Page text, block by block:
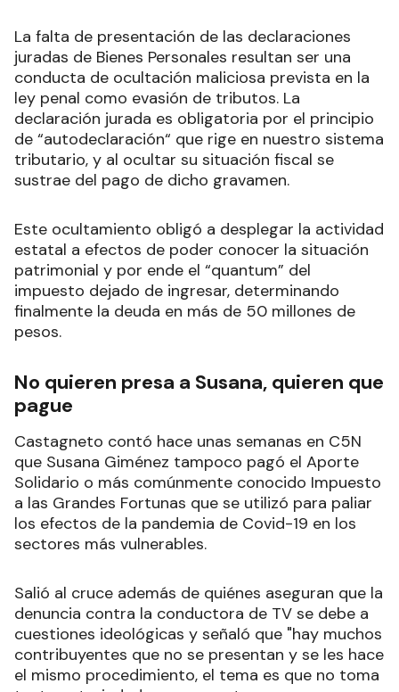
La falta de presentación de las declaraciones
juradas de Bienes Personales resultan ser una
conducta de ocultación maliciosa prevista en la
ley penal como evasión de tributos. La
declaración jurada es obligatoria por el principio
de “autodeclaración“ que rige en nuestro sistema
tributario, y al ocultar su situación fiscal se
sustrae del pago de dicho gravamen.
Este ocultamiento obligó a desplegar la actividad
estatal a efectos de poder conocer la situación
patrimonial y por ende el “quantum” del
impuesto dejado de ingresar, determinando
finalmente la deuda en más de 50 millones de
pesos.
No quieren presa a Susana, quieren que
pague
Castagneto contó hace unas semanas en C5N
que Susana Giménez tampoco pagó el Aporte
Solidario o más comúnmente conocido Impuesto
a las Grandes Fortunas que se utilizó para paliar
los efectos de la pandemia de Covid-19 en los
sectores más vulnerables.
Salió al cruce además de quiénes aseguran que la
denuncia contra la conductora de TV se debe a
cuestiones ideológicas y señaló que "hay muchos
contribuyentes que no se presentan y se les hace
el mismo procedimiento, el tema es que no toma